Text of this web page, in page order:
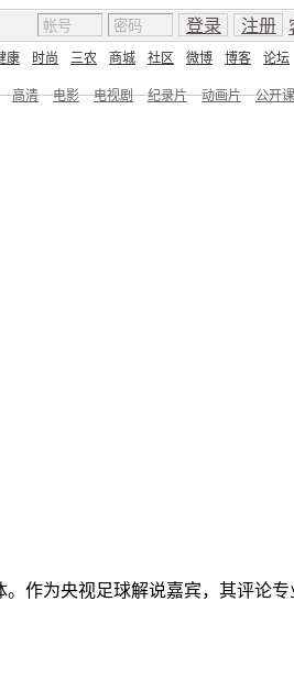
登录 注册
康 时尚 三农 商城 社区 微博 博客 论坛
高清 电影 电视剧 纪录片 动画片 公开课
作为央视足球解说嘉宾，其评论